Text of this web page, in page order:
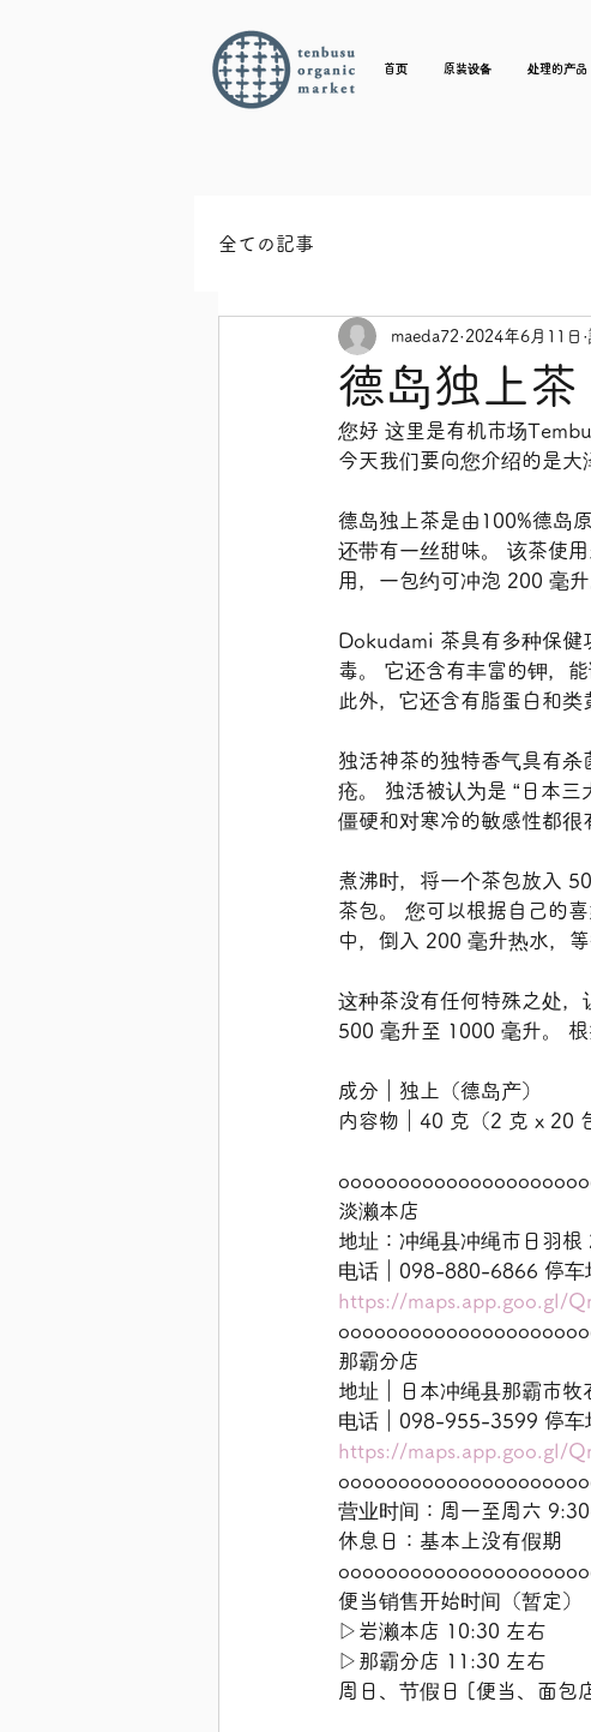
首页 原装设备 处理的产品
全ての記事
德岛独上茶
maeda72 2024年6月11日
您好 这里是有机市场
今天我们要向您介绍的是大
德岛独上茶是由100%德岛
还带有一丝甜味。 该茶使
用，一包约可冲泡 200 毫
Dokudami 茶具有多种保健
毒。 它还含有丰富的钾，
此外，它还含有脂蛋白和类
独活神茶的独特香气具有
疮。 独活被认为是 “日本
僵硬和对寒冷的敏感性都很
煮沸时，将一个茶包放入
茶包。 您可以根据自己的
中，倒入 200 毫升热水，
这种茶没有任何特殊之处
500 毫升至 1000 毫升。 根
成分｜独上（德岛产）
内容物｜40 克（2 克 x 20
淡濑本店
地址：冲绳县冲绳市日羽
电话｜098-880-6866 停车
https://maps.app.goo.gl/
那霸分店
地址｜日本冲绳县那霸市
电话｜098-955-3599 停车
https://maps.app.goo.gl/
营业时间：周一至周六
休息日：基本上没有假期
便当销售开始时间（暂定）
▷岩濑本店 10:30 左右
▷那霸分店 11:30 左右
周日、节假日 [便当、面包